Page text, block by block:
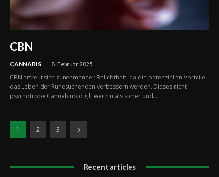
CBN
CANNABIS 8. Februar 2025
CBN erfreut sich zunehmender Beliebtheit, da die potenziellen Vorteile
das Leben der Ruhesuchenden verbessern werden. Dieses nicht-
psychotrope Cannabinoid gilt weithin als sicher und...
1 2 3
Recent articles